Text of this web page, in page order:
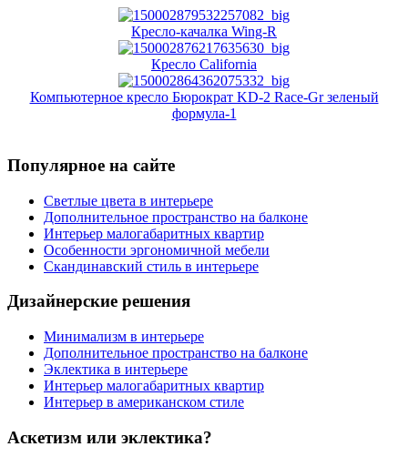
Кресло-качалка Wing-R
Кресло California
Компьютерное кресло Бюрократ KD-2 Race-Gr зеленый
формула-1
Популярное на сайте
Светлые цвета в интерьере
Дополнительное пространство на балконе
Интерьер малогабаритных квартир
Особенности эргономичной мебели
Скандинавский стиль в интерьере
Дизайнерские решения
Минимализм в интерьере
Дополнительное пространство на балконе
Эклектика в интерьере
Интерьер малогабаритных квартир
Интерьер в американском стиле
Аскетизм или эклектика?